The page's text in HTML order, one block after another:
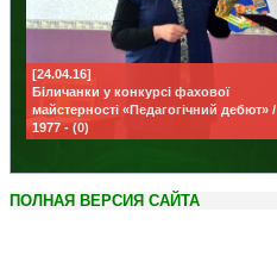
[24.04.16]
Біличанки у конкурсі фахової
майстерності «Педагогічний дебют» /
1977 - (0)
ПОЛНАЯ ВЕРСИЯ САЙТА